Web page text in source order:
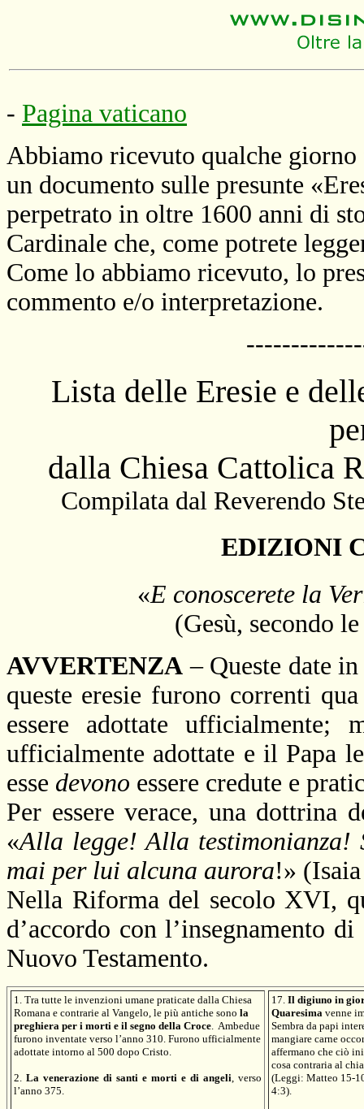
- Pagina vaticano
Abbiamo ricevuto qualche giorno
un documento sulle presunte
perpetrato in oltre 1600 anni di
Cardinale che, come potrete
Come lo abbiamo ricevuto, lo
commento e/o interpretazione.
Lista delle Eresie e
dalla Chiesa Cattolica
Compilata dal Reverendo
EDIZIONI
«E conoscerete la
(Gesù, secondo
AVVERTENZA – Queste date
queste eresie furono correnti
essere adottate
ufficialmente adottate e il Papa
esse devono essere credute e
Per essere verace, una dottrina
«Alla legge! Alla
mai per lui alcuna aurora!»
Nella Riforma del secolo XVI,
d’accordo con l’insegnamento
Nuovo Testamento.
1. Tra tutte le invenzioni umane praticate dalla Chiesa
Romana e contrarie al Vangelo, le più antiche sono la
preghiera per i morti e il segno della Croce Ambedue
furono inventate verso l’anno 310. Furono ufficialmente
adottate intorno al 500 dopo Cristo.
2. La venerazione di santi e morti e di angeli , verso
l’anno 375.
17. Il digiuno in
Quaresima venne
Sembra da papi
mangiare carne
affermano che ciò
cosa contraria al
(Leggi: Matteo 15-
4:3).